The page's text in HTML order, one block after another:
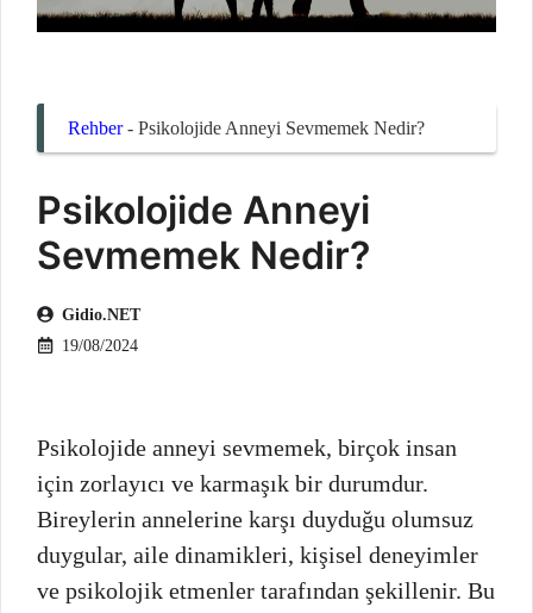
Rehber- Psikolojide Anneyi Sevmemek Nedir?
Psikolojide Anneyi
Sevmemek Nedir?
Gidio.NET
19/08/2024
Psikolojide anneyi sevmemek, birçok insan
için zorlayıcı ve karmaşık bir durumdur.
Bireylerin annelerine karşı duyduğu olumsuz
duygular, aile dinamikleri, kişisel deneyimler
ve psikolojik etmenler tarafından şekillenir. Bu